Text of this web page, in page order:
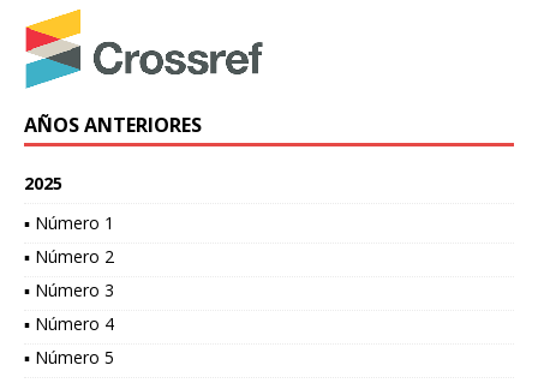
AÑOS ANTERIORES
2025
▪ Número 1
▪ Número 2
▪ Número 3
▪ Número 4
▪ Número 5